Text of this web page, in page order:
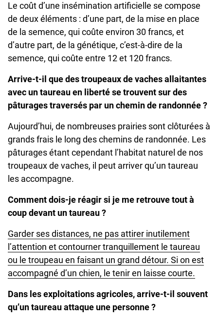
Le coût d’une insémination artificielle se compose
de deux éléments : d’une part, de la mise en place
de la semence, qui coûte environ 30 francs, et
d’autre part, de la génétique, c’est-à-dire de la
semence, qui coûte entre 12 et 120 francs.
Arrive-t-il que des troupeaux de vaches allaitantes
avec un taureau en liberté se trouvent sur des
pâturages traversés par un chemin de randonnée ?
Aujourd’hui, de nombreuses prairies sont clôturées à
grands frais le long des chemins de randonnée. Les
pâturages étant cependant l’habitat naturel de nos
troupeaux de vaches, il peut arriver qu’un taureau
les accompagne.
Comment dois-je réagir si je me retrouve tout à
coup devant un taureau ?
Garder ses distances, ne pas attirer inutilement
l’attention et contourner tranquillement le taureau
ou le troupeau en faisant un grand détour. Si on est
accompagné d’un chien, le tenir en laisse courte.
Dans les exploitations agricoles, arrive-t-il souvent
qu’un taureau attaque une personne ?